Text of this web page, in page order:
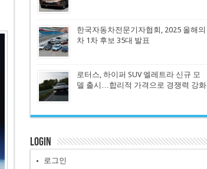
한국자동차전문기자협회, 2025 올해의
차 1차 후보 35대 발표
로터스, 하이퍼 SUV 엘레트라 신규 모
델 출시…합리적 가격으로 경쟁력 강화
Login
로그인